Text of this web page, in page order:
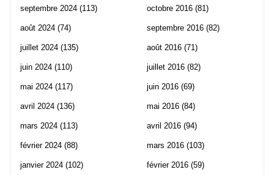
septembre 2024 (113)
août 2024 (74)
juillet 2024 (135)
juin 2024 (110)
mai 2024 (117)
avril 2024 (136)
mars 2024 (113)
février 2024 (88)
janvier 2024 (102)
octobre 2016 (81)
septembre 2016 (82)
août 2016 (71)
juillet 2016 (82)
juin 2016 (69)
mai 2016 (84)
avril 2016 (94)
mars 2016 (103)
février 2016 (59)